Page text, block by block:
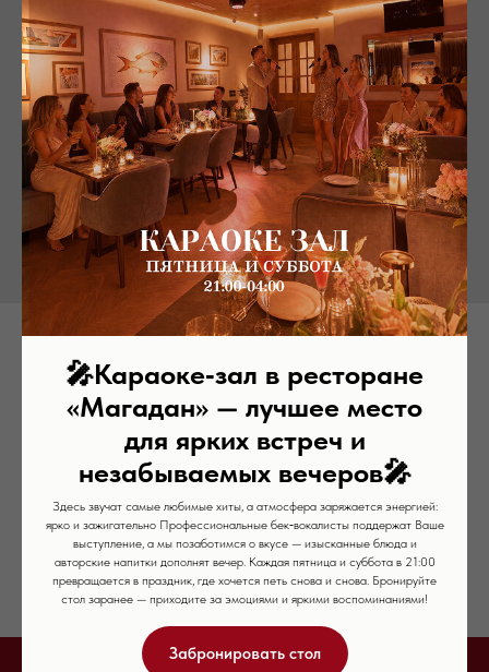
Состав: безе с фисташкой, крем маскарпоне, фисташки, малина.
Белки, гр: 7,44
Жиры, гр: 50,04
Углеводы, гр: 74,69
Энергетическая ценность 100гр. Ккал: 800
Энергетическая ценность, кДЖ: 3202
🎤Караоке‑зал в ресторане
«Магадан» — лучшее место
для ярких встреч и
незабываемых вечеров🎤
Здесь звучат самые любимые хиты, а атмосфера заряжается энергией:
ярко и зажигательно Профессиональные бек‑вокалисты поддержат Ваше
выступление, а мы позаботимся о вкусе — изысканные блюда и
авторские напитки дополнят вечер. Каждая пятница и суббота в 21:00
превращается в праздник, где хочется петь снова и снова. Бронируйте
стол заранее — приходите за эмоциями и яркими воспоминаниями!
Забронировать стол